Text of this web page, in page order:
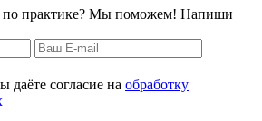
по практике? Мы поможем! Напиши
согласие на обработку